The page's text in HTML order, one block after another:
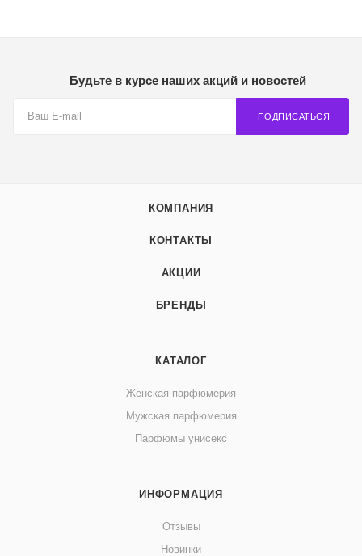
Будьте в курсе наших акций и новостей
ПОДПИСАТЬСЯ
КОМПАНИЯ
КОНТАКТЫ
АКЦИИ
БРЕНДЫ
КАТАЛОГ
Женская парфюмерия
Мужская парфюмерия
Парфюмы унисекс
ИНФОРМАЦИЯ
Отзывы
Новинки